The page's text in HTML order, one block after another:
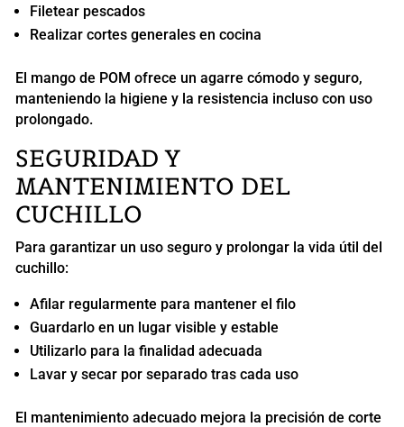
Filetear pescados
Realizar cortes generales en cocina
El mango de POM ofrece un agarre cómodo y seguro,
manteniendo la higiene y la resistencia incluso con uso
prolongado.
SEGURIDAD Y
MANTENIMIENTO DEL
CUCHILLO
Para garantizar un uso seguro y prolongar la vida útil del
cuchillo:
Afilar regularmente para mantener el filo
Guardarlo en un lugar visible y estable
Utilizarlo para la finalidad adecuada
Lavar y secar por separado tras cada uso
El mantenimiento adecuado mejora la precisión de corte